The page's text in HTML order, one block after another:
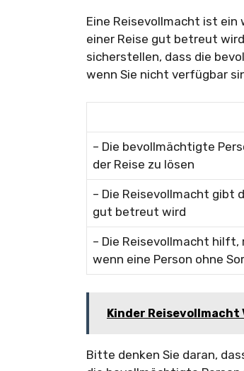
Eine Reisevollmacht ist
einer Reise gut betreut
sicherstellen, dass die
wenn Sie nicht verfügbar
– Die bevollmächtigte
der Reise zu lösen
– Die Reisevollmacht gibt
gut betreut wird
– Die Reisevollmacht
wenn eine Person ohne
Kinder Reisevollmacht
Bitte denken Sie daran,